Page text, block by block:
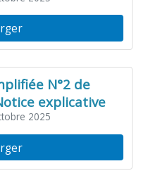
N°2 de
explicative
2025